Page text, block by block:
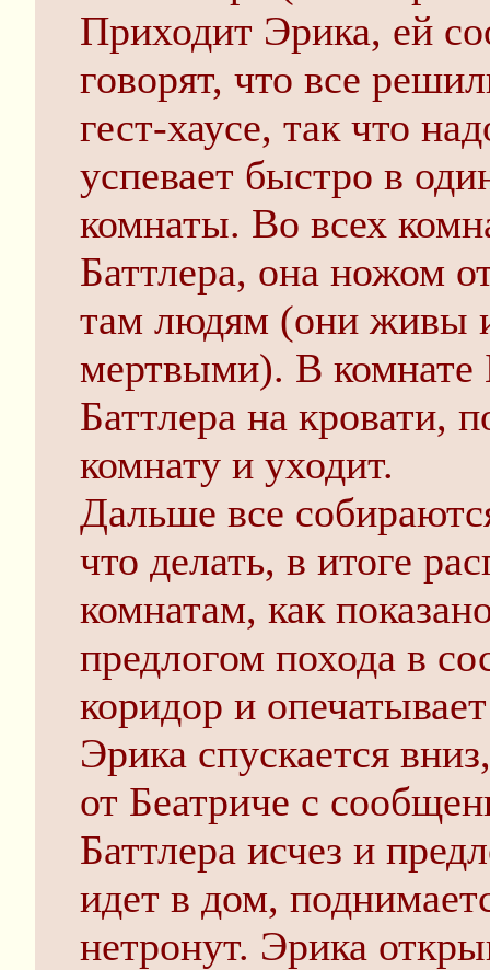
Приходит Эрика, ей
говорят, что все
гест-хаусе, так что
успевает быстро в
комнаты. Во всех
Баттлера, она ножом
там людям (они живы
мертвыми). В комнате
Баттлера на кровати,
комнату и уходит.
Дальше все
что делать, в итоге
комнатам, как
предлогом похода в
коридор и
Эрика спускается
от Беатриче с
Баттлера исчез и
идет в дом,
нетронут. Эрика